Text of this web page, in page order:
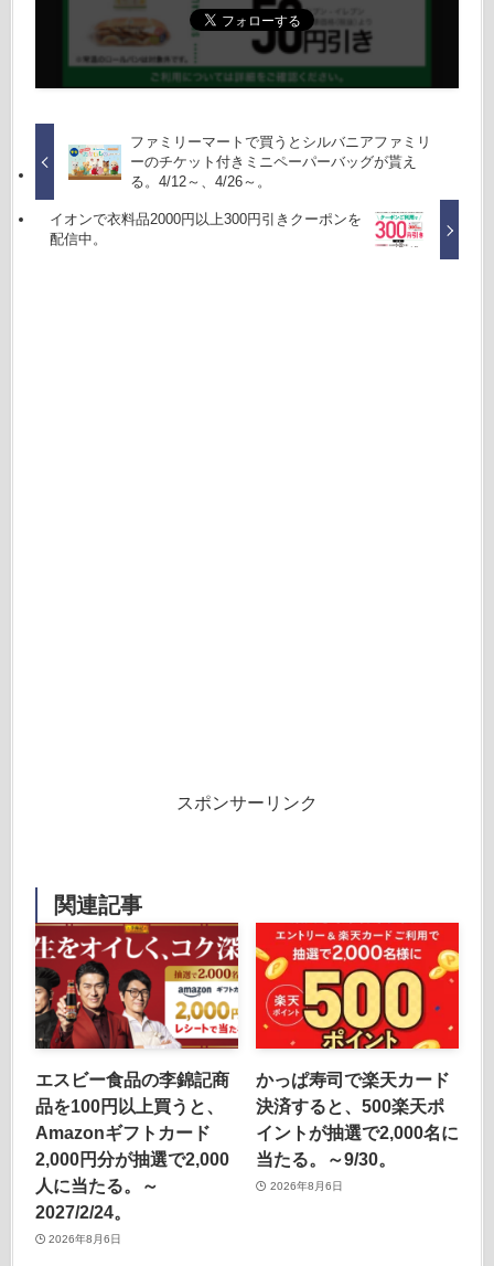
ファミリーマートで買うとシルバニアファミリ
ーのチケット付きミニペーパーバッグが貰え
る。4/12～、4/26～。
イオンで衣料品2000円以上300円引きクーポンを
配信中。
スポンサーリンク
関連記事
エスビー食品の李錦記商
品を100円以上買うと、
Amazonギフトカード
2,000円分が抽選で2,000
人に当たる。～
2027/2/24。
2026年8月6日
かっぱ寿司で楽天カード
決済すると、500楽天ポ
イントが抽選で2,000名に
当たる。～9/30。
2026年8月6日